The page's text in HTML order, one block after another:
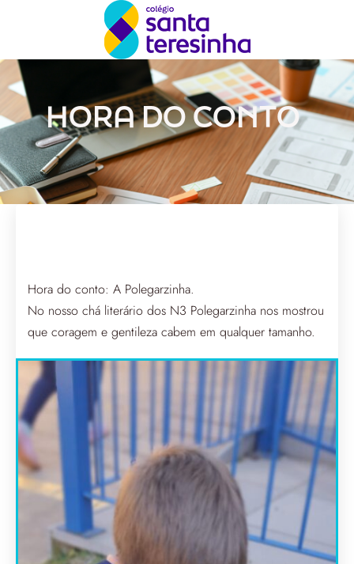
HORA DO CONTO
Hora do conto: A Polegarzinha.
No nosso chá literário dos N3 Polegarzinha nos mostrou
que coragem e gentileza cabem em qualquer tamanho.